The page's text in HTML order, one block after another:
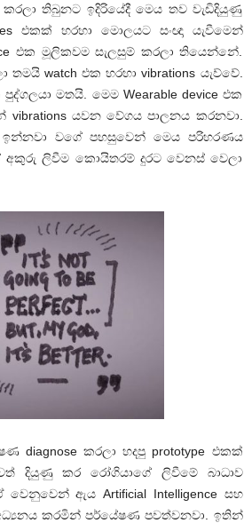
තිබුනට ඉදිරියේදී මෙය තව වැඩිදියුණු
එකක් හරහා මොලයට සංඥා යැවීමෙන්
එක මූලිකවම සැලසුම් කරලා තියෙන්නේ.
watch එක හරහා vibrations යැව්වේ.
මතයි. මෙම Wearable device එක
යවන වේගය පාලනය කරනවා.
ඉන්නවා වගේ පහසුවෙන් මෙය පරිහරණය
අකුරු ලිවීම කොයිතරම් දුරට වෙනස් වෙලා
කරලා හදපු prototype එකක්
දියුණු කර රෝගියාගේ ලිවීමේ බාධාව
ඇය Artificial Intelligence සහ
කරමින් පර්යේෂණ පවත්වනවා. ඉතින්